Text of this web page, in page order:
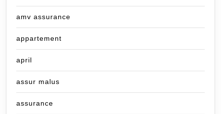
amv assurance
appartement
april
assur malus
assurance